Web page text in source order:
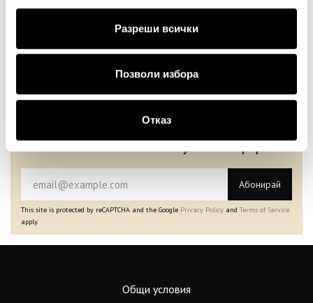
Разреши всички
Позволи избора
Отказ
Бюлетин
нашите новини и ексклузивни оферти.
Абонирай
This site is protected by reCAPTCHA and the Google Privacy Policy and Terms of Service
apply.
Общи условия